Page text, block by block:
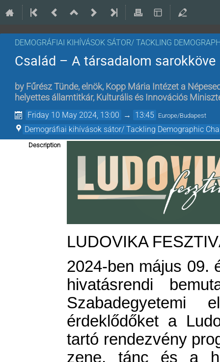
DEMOGRÁFIAI KIHÍVÁSOK SÁTOR/ TACKLING
Család – A társadalom sarokköve
by Fűrész Tünde, elnök, Kopp Mária Intézet a
helyettes államtitkár, Kulturális és Innovációs
Friday 10 May 2024, 13:00 → 13:45 Europe/Budapest
Demográfiai kihívások sátor/ Tackling Demographic
Description
LUDOVIKA
2024-ben május 09.
hivatásrendi
érdeklődőket a
tartó rendezvény
zene, tánc és a